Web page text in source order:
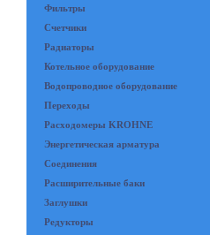
Фильтры
Счетчики
Радиаторы
Котельное оборудование
Водопроводное оборудование
Переходы
Расходомеры KROHNE
Энергетическая арматура
Соединения
Расширительные баки
Заглушки
Редукторы